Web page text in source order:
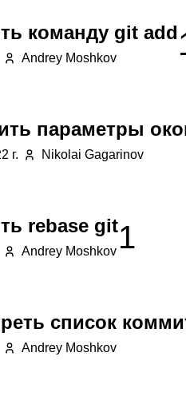
команду git add
Andrey Moshkov
параметры
г. Nikolai Gagarinov
rebase git
Andrey Moshkov 1
список
Andrey Moshkov